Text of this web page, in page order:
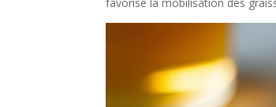
favorise la mobilisation des